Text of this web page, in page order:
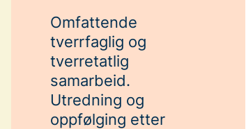
Omfattende
tverrfaglig og
tverretatlig
samarbeid.
Utredning og
oppfølging etter